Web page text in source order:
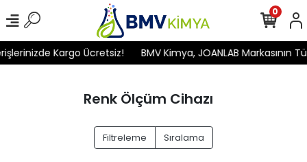
Kargo Ücretsiz! BMV Kimya, JOANLAB Markasının
0
Renk Ölçüm Cihazı
Filtreleme Sıralama